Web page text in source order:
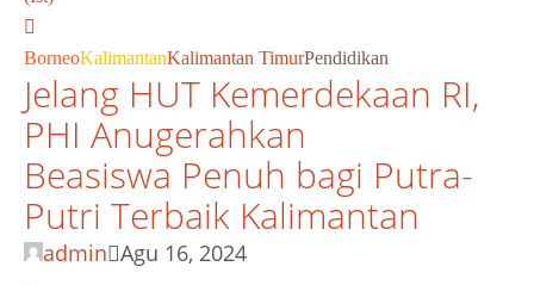
BorneoKalimantanKalimantan TimurPendidikan
Jelang HUT Kemerdekaan RI,
PHI Anugerahkan
Beasiswa Penuh bagi Putra-
Putri Terbaik Kalimantan
admin Agu 16, 2024